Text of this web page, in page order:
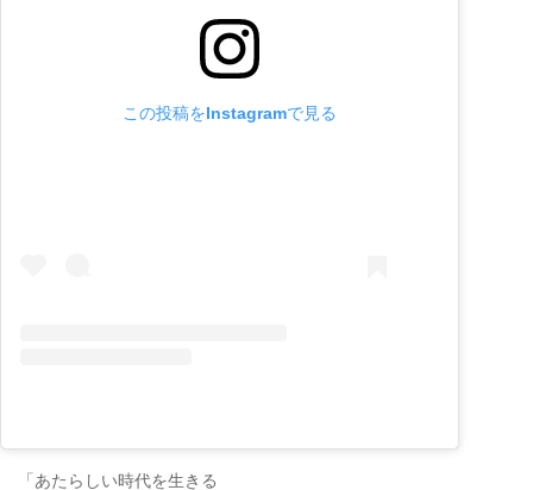
この投稿をInstagramで見る
「あたらしい時代を生きる